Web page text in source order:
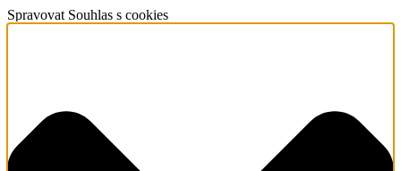
Spravovat Souhlas s cookies